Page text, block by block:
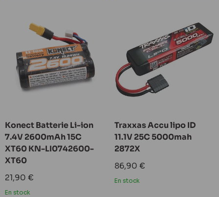
Konect Batterie Li-ion
7.4V 2600mAh 15C
XT60 KN-LI0742600-
XT60
Prix
réduit
21,90 €
En stock
Traxxas Accu lipo ID
11.1V 25C 5000mah
2872X
Prix
réduit
86,90 €
En stock